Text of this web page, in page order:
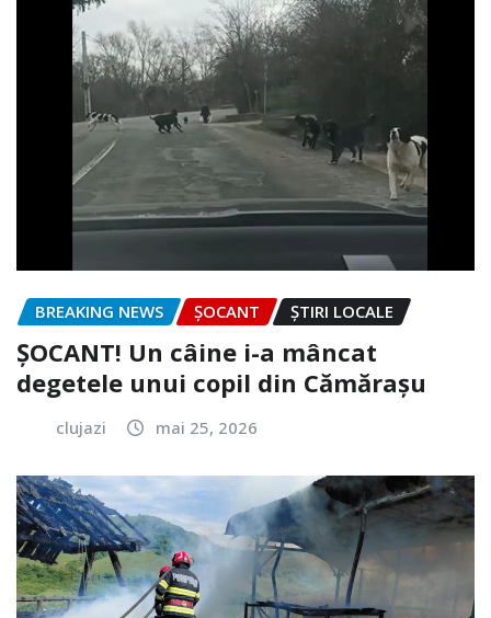
BREAKING NEWS ȘOCANT ȘTIRI LOCALE
ȘOCANT! Un câine i-a mâncat
degetele unui copil din Cămărașu
clujazi mai 25, 2026